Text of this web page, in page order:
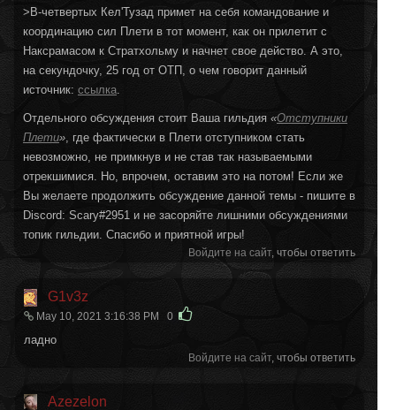
>В-четвертых Кел'Тузад примет на себя командование и
координацию сил Плети в тот момент, как он прилетит с
Наксрамасом к Стратхольму и начнет свое действо. А это,
на секундочку, 25 год от ОТП, о чем говорит данный
источник: ссылка
Отдельного обсуждения стоит Ваша гильдия «Отступники
Плети» , где фактически в Плети отступником стать
невозможно, не примкнув и не став так называемыми
отрекшимися. Но, впрочем, оставим это на потом! Если же
Вы желаете продолжить обсуждение данной темы - пишите в
Discord: Scary#2951 и не засоряйте лишними обсуждениями
топик гильдии. Спасибо и приятной игры!
Войдите на сайт, чтобы ответить
G1v3z
May 10, 2021 3:16:38 PM 0
ладно
Войдите на сайт, чтобы ответить
Azezelon